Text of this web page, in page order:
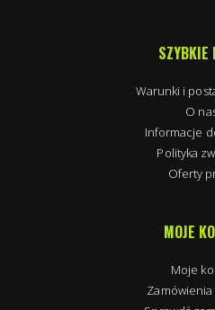
SZYBKIE
Warunki i
O
Informacje
Polityka
Oferty
MOJE
Moje